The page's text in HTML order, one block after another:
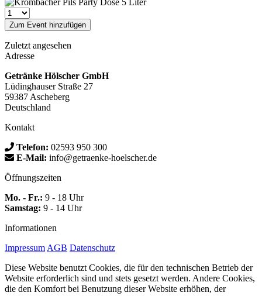
Zum Event hinzufügen
Zuletzt angesehen
Adresse
Getränke Hölscher GmbH
Lüdinghauser Straße 27
59387 Ascheberg
Deutschland
Kontakt
Telefon: 02593 950 300
E-Mail: info@getraenke-hoelscher.de
Öffnungszeiten
Mo. - Fr.: 9 - 18 Uhr
Samstag: 9 - 14 Uhr
Informationen
Impressum AGB Datenschutz
Diese Website benutzt Cookies, die für den technischen Betrieb der
Website erforderlich sind und stets gesetzt werden. Andere Cookies,
die den Komfort bei Benutzung dieser Website erhöhen, der